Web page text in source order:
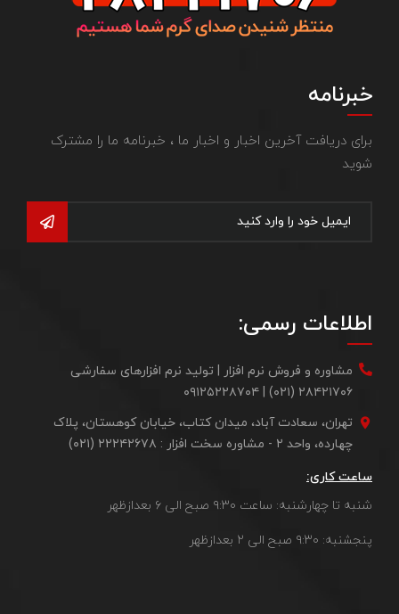
خبرنامه
برای دریافت آخرین اخبار و اخبار ما ، خبرنامه ما را مشترک
شوید
اطلاعات رسمی:
مشاوره و فروش نرم افزار | تولید نرم افزارهای سفارشی
۲۸۴۲۱۷۰۶ (۰۲۱) | ۰۹۱۲۵۲۲۸۷۰۴
تهران، سعادت آباد، میدان کتاب، خیابان کوهستان، پلاک
چهارده، واحد ۲ - مشاوره سخت افزار : ۲۲۲۴۲۶۷۸ (۰۲۱)
ساعت کاری:
شنبه تا چهارشنبه: ساعت ۹:۳۰ صبح الی ۶ بعدازظهر
پنجشنبه: ۹:۳۰ صبح الی ۲ بعدازظهر